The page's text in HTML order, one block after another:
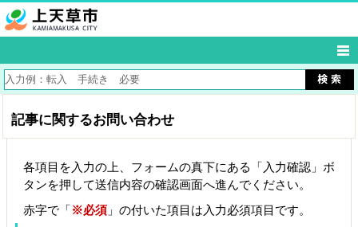
記事に関するお問い合わせ
各項目を入力の上、フォームの真下にある「入力確認」ボ
タンを押して送信内容の確認画面へ進んでください。
赤字で「※必須 」の付いた項目は入力必須項目です。